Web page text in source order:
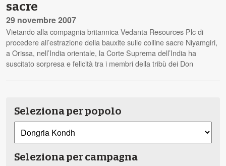
sacre
29 novembre 2007
Vietando alla compagnia britannica Vedanta Resources Plc di
procedere all’estrazione della bauxite sulle colline sacre Niyamgiri,
a Orissa, nell’India orientale, la Corte Suprema dell’India ha
suscitato sorpresa e felicità tra i membri della tribù dei Don
Seleziona per popolo
Seleziona per campagna